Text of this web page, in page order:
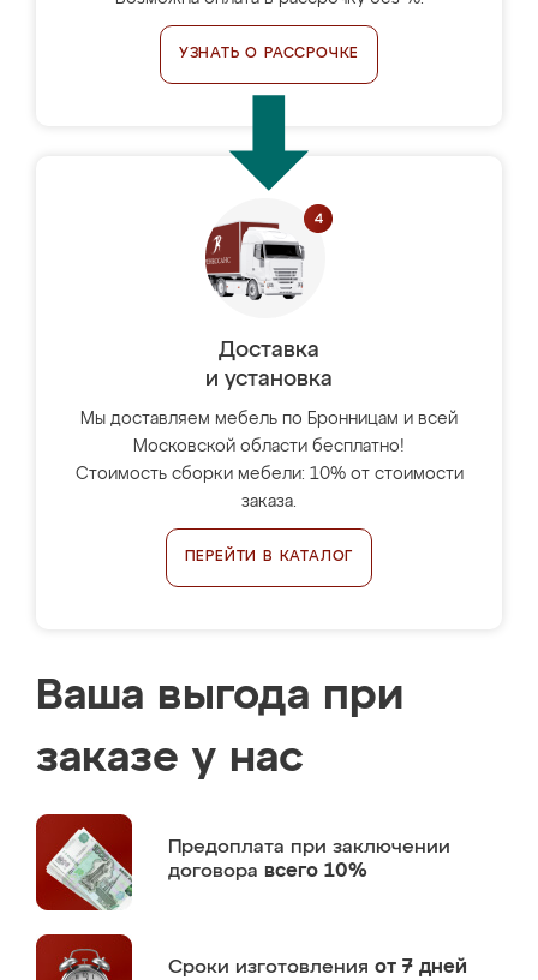
УЗНАТЬ О РАССРОЧКЕ
Доставка
и установка
Мы доставляем мебель по Бронницам и всей
Московской области бесплатно!
Стоимость сборки мебели: 10% от стоимости
заказа.
ПЕРЕЙТИ В КАТАЛОГ
Ваша выгода при
заказе у нас
Предоплата при заключении
договора всего 10%
Сроки изготовления от 7 дней